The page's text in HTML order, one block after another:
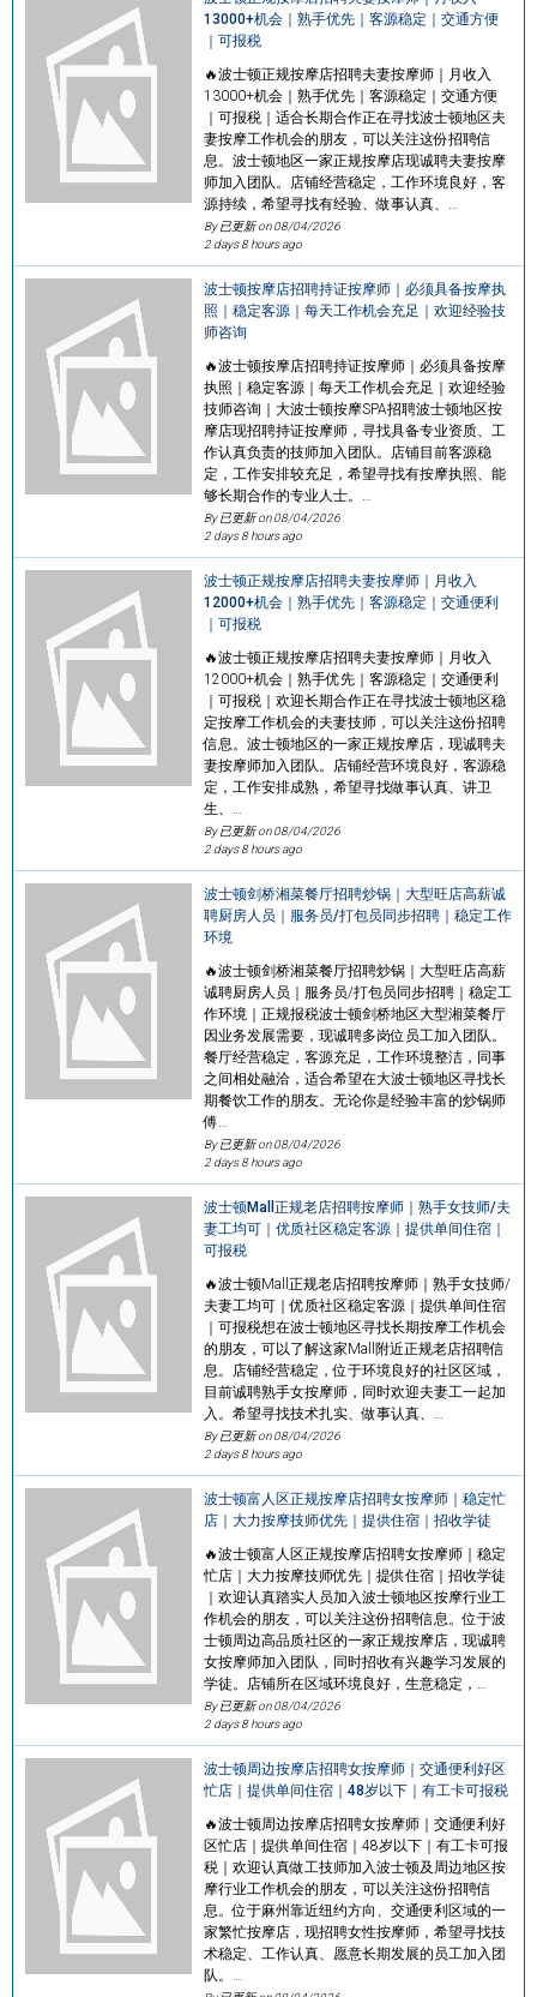
13000+机会｜熟手优先｜客源稳定｜交通方便
｜可报税
🔥波士顿正规按摩店招聘夫妻按摩师｜月收入
13000+机会｜熟手优先｜客源稳定｜交通方便
｜可报税｜适合长期合作正在寻找波士顿地区夫
妻按摩工作机会的朋友，可以关注这份招聘信
息。波士顿地区一家正规按摩店现诚聘夫妻按摩
师加入团队。店铺经营稳定，工作环境良好，客
源持续，希望寻找有经验、做事认真、…
By 已更新 on08/04/2026
2 days 8 hours ago
波士顿按摩店招聘持证按摩师｜必须具备按摩执
照｜稳定客源｜每天工作机会充足｜欢迎经验技
师咨询
🔥波士顿按摩店招聘持证按摩师｜必须具备按摩
执照｜稳定客源｜每天工作机会充足｜欢迎经验
技师咨询｜大波士顿按摩SPA招聘波士顿地区按
摩店现招聘持证按摩师，寻找具备专业资质、工
作认真负责的技师加入团队。店铺目前客源稳
定，工作安排较充足，希望寻找有按摩执照、能
够长期合作的专业人士。…
By 已更新 on08/04/2026
2 days 8 hours ago
波士顿正规按摩店招聘夫妻按摩师｜月收入
12000+机会｜熟手优先｜客源稳定｜交通便利
｜可报税
🔥波士顿正规按摩店招聘夫妻按摩师｜月收入
12000+机会｜熟手优先｜客源稳定｜交通便利
｜可报税｜欢迎长期合作正在寻找波士顿地区稳
定按摩工作机会的夫妻技师，可以关注这份招聘
信息。波士顿地区的一家正规按摩店，现诚聘夫
妻按摩师加入团队。店铺经营环境良好，客源稳
定，工作安排成熟，希望寻找做事认真、讲卫
生、…
By 已更新 on08/04/2026
2 days 8 hours ago
波士顿剑桥湘菜餐厅招聘炒锅｜大型旺店高薪诚
聘厨房人员｜服务员/打包员同步招聘｜稳定工作
环境
🔥波士顿剑桥湘菜餐厅招聘炒锅｜大型旺店高薪
诚聘厨房人员｜服务员/打包员同步招聘｜稳定工
作环境｜正规报税波士顿剑桥地区大型湘菜餐厅
因业务发展需要，现诚聘多岗位员工加入团队。
餐厅经营稳定，客源充足，工作环境整洁，同事
之间相处融洽，适合希望在大波士顿地区寻找长
期餐饮工作的朋友。无论你是经验丰富的炒锅师
傅…
By 已更新 on08/04/2026
2 days 8 hours ago
波士顿Mall正规老店招聘按摩师｜熟手女技师/夫
妻工均可｜优质社区稳定客源｜提供单间住宿｜
可报税
🔥波士顿Mall正规老店招聘按摩师｜熟手女技师/
夫妻工均可｜优质社区稳定客源｜提供单间住宿
｜可报税想在波士顿地区寻找长期按摩工作机会
的朋友，可以了解这家Mall附近正规老店招聘信
息。店铺经营稳定，位于环境良好的社区区域，
目前诚聘熟手女按摩师，同时欢迎夫妻工一起加
入。希望寻找技术扎实、做事认真、…
By 已更新 on08/04/2026
2 days 8 hours ago
波士顿富人区正规按摩店招聘女按摩师｜稳定忙
店｜大力按摩技师优先｜提供住宿｜招收学徒
🔥波士顿富人区正规按摩店招聘女按摩师｜稳定
忙店｜大力按摩技师优先｜提供住宿｜招收学徒
｜欢迎认真踏实人员加入波士顿地区按摩行业工
作机会的朋友，可以关注这份招聘信息。位于波
士顿周边高品质社区的一家正规按摩店，现诚聘
女按摩师加入团队，同时招收有兴趣学习发展的
学徒。店铺所在区域环境良好，生意稳定，…
By 已更新 on08/04/2026
2 days 8 hours ago
波士顿周边按摩店招聘女按摩师｜交通便利好区
忙店｜提供单间住宿｜48岁以下｜有工卡可报税
🔥波士顿周边按摩店招聘女按摩师｜交通便利好
区忙店｜提供单间住宿｜48岁以下｜有工卡可报
税｜欢迎认真做工技师加入波士顿及周边地区按
摩行业工作机会的朋友，可以关注这份招聘信
息。位于麻州靠近纽约方向、交通便利区域的一
家繁忙按摩店，现招聘女性按摩师，希望寻找技
术稳定、工作认真、愿意长期发展的员工加入团
队。…